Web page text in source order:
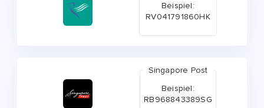
Beispiel:
RV041791860HK
Singapore Post
Beispiel:
RB968843389SG